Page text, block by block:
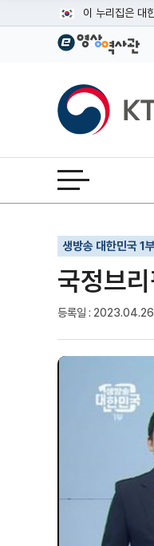
이 누리집은 대
공식 누리집 주
이밖에 or.kr 또
운영중인 공식
KTV국민방송
전체메뉴 열기
생방송 대한민국 1
국정브
등록일 : 2023.04.26
기사인쇄
글자확대
글자축소